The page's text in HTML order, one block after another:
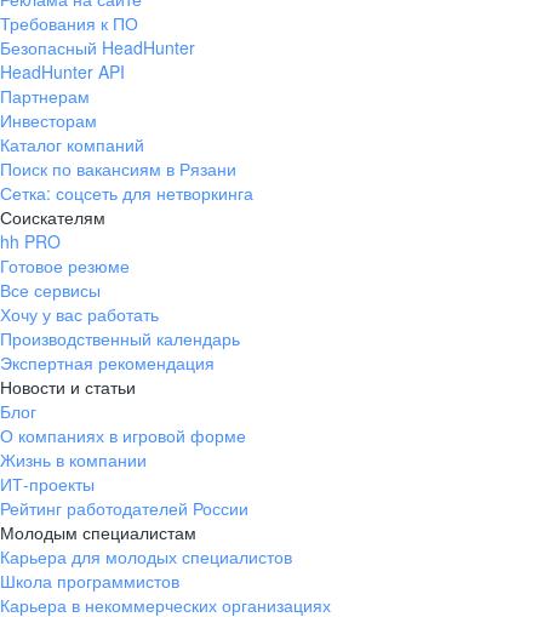
Требования к ПО
Безопасный HeadHunter
HeadHunter API
Партнерам
Инвесторам
Каталог компаний
Поиск по вакансиям в Рязани
Сетка: соцсеть для нетворкинга
Соискателям
hh PRO
Готовое резюме
Все сервисы
Хочу у вас работать
Производственный календарь
Экспертная рекомендация
Новости и статьи
Блог
О компаниях в игровой форме
Жизнь в компании
ИТ-проекты
Рейтинг работодателей России
Молодым специалистам
Карьера для молодых специалистов
Школа программистов
Карьера в некоммерческих организациях